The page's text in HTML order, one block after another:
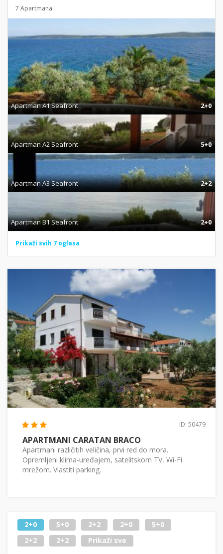
7 Apartmana
Apartman A1 Seafront 2+0
Apartman A2 Seafront 5+0
Apartman A3 Seafront 2+2
Apartman B1 Seafront 2+0
Prikaži svih 7 oglasa
ID: 50479
APARTMANI CARATAN BRACO
Apartmani različitih veličina, prvi red do mora.
Opremljeni klima-uređajem, satelitskom TV, Wi-Fi
mrežom. Vlastiti parking.
2+0 5+0 2+2 2+0
5+0
2+2
2+2 Prikaži sve